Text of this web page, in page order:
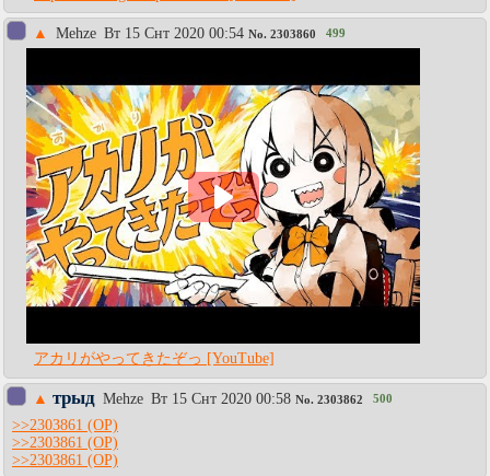
▲ Mehze Вт 15 Снт 2020 00:54 No. 2303860 499
アカリがやってきたぞっ [YouTube]
▲ трыд Mehze Вт 15 Снт 2020 00:58 No. 2303862 500
>>2303861
>>2303861
>>2303861